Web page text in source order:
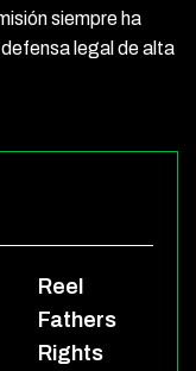
siempre ha
legal de alta
Reel
Fathers
Rights